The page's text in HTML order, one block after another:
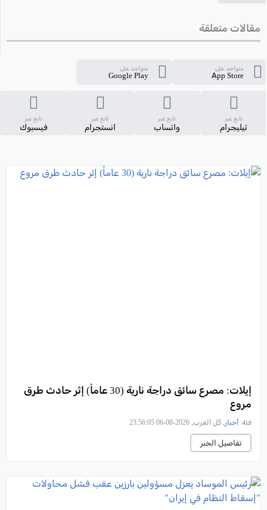
مقالات متعلقة
متواجد على
App Store
متواجد على
Google Play
تابع عبر
تيليجرام
تابع عبر
واتساب
تابع عبر
انستجرام
تابع عبر
فيسبوك
إيلات: مصرع سائق دراجة نارية (30 عاماً) إثر حادث طرق
مروع
فئة: أخبار , كل العرب, 2026-08-06 23:56:05
تفاصيل الخبر